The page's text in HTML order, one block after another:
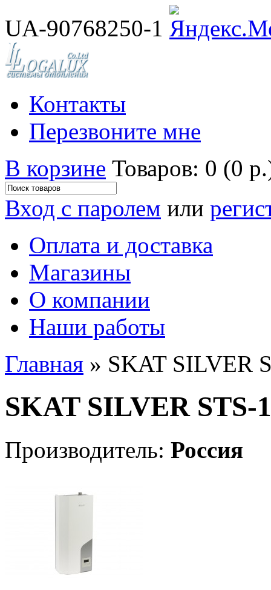
UA-90768250-1
Контакты
Перезвоните мне
В корзине Товаров: 0 (0
Вход с паролем или
Оплата и доставка
Магазины
О компании
Наши работы
Главная » SKAT SILVER
SKAT SILVER STS-
Производитель: Россия